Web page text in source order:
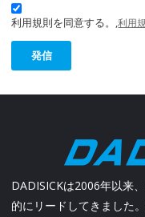
利用規則を同意する。,利用
発信
DADISICKは2006年以来
的にリードしてきました